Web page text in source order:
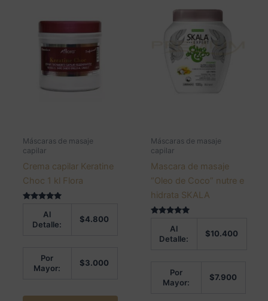
Máscaras de masaje
capilar
Crema capilar Keratine
Choc 1 kl Flora
de 5
Al
Detalle:
$4.800
Por
Mayor:
$3.000
Máscaras de masaje
capilar
Mascara de masaje
“Oleo de Coco” nutre e
hidrata SKALA
de 5
Al
Detalle:
$10.400
Por
Mayor:
$7.900